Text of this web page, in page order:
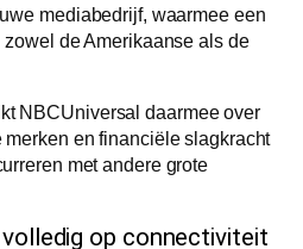
mediabedrijf, waarmee een
de Amerikaanse als de
NBCUniversal daarmee over
en financiële slagkracht
met andere grote
op connectiviteit